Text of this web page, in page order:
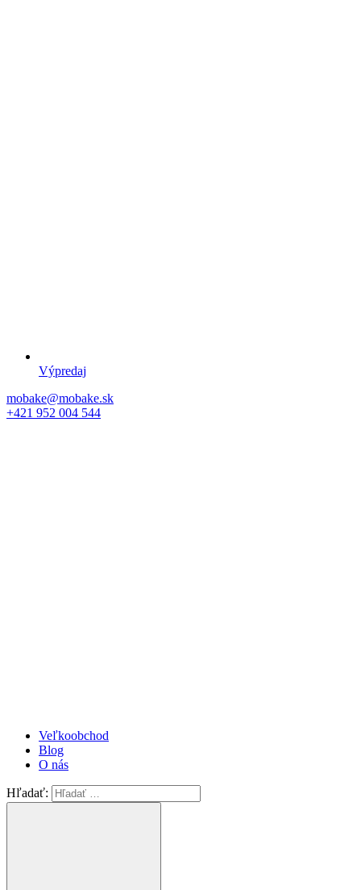
Výpredaj
mobake@mobake.sk
+421 952 004 544
Veľkoobchod
Blog
O nás
Hľadať: